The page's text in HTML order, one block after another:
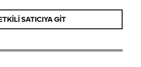
SATICIYA GIT